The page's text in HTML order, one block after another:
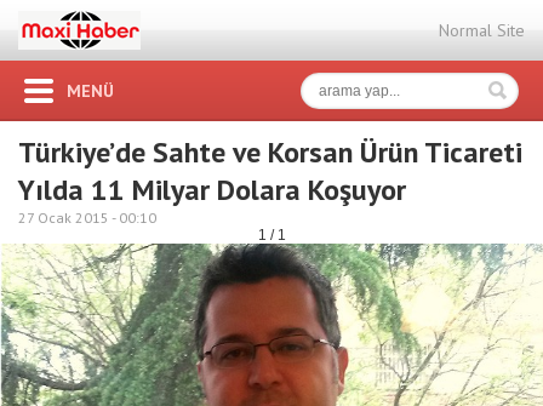
Normal Site
MENÜ
Türkiye’de Sahte ve Korsan Ürün Ticareti
Yılda 11 Milyar Dolara Koşuyor
27 Ocak 2015 - 00:10
1 / 1